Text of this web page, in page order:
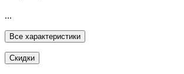
...
Все характеристики
Скидки